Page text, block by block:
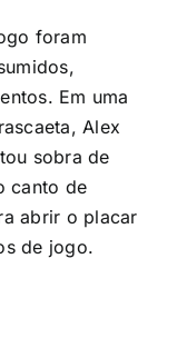
foram
Em uma
Alex
sobra de
canto de
abrir o placar
de jogo.